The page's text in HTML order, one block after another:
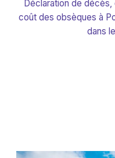
Déclaration de
coût des obsèques à
dans